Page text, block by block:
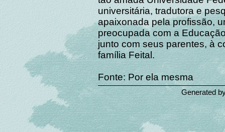
universitária, tradutora e
apaixonada pela profissão,
preocupada com a
junto com seus parentes, à
família Feital.
Fonte: Por ela mesma
Generated